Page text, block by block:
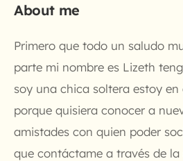
About me
Primero que todo un saludo
parte mi nombre es Lizeth
soy una chica soltera estoy
porque quisiera conocer a
amistades con quien poder
que contáctame a través de